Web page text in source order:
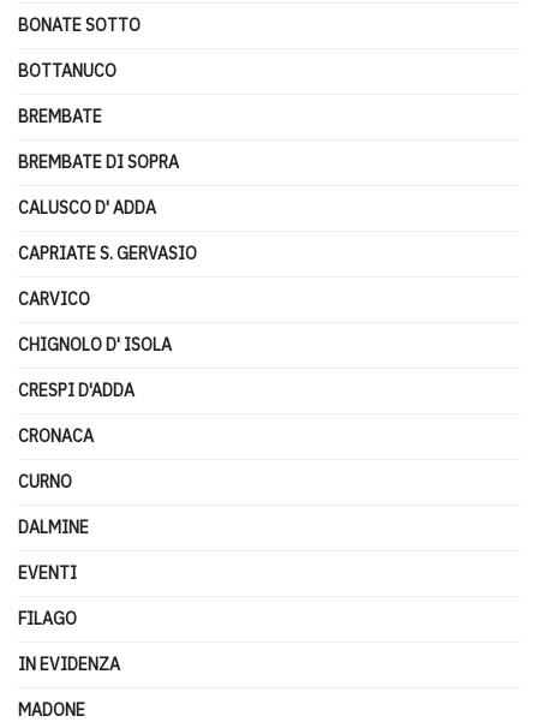
BONATE SOTTO
BOTTANUCO
BREMBATE
BREMBATE DI SOPRA
CALUSCO D' ADDA
CAPRIATE S. GERVASIO
CARVICO
CHIGNOLO D' ISOLA
CRESPI D'ADDA
CRONACA
CURNO
DALMINE
EVENTI
FILAGO
IN EVIDENZA
MADONE